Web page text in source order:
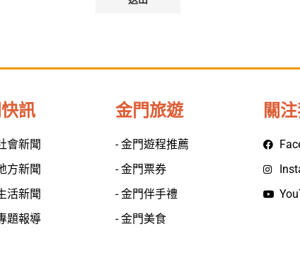
訊
會新聞
方新聞
活新聞
題報導
金門旅遊
- 金門遊程推薦
- 金門票券
- 金門伴手禮
- 金門美食
關